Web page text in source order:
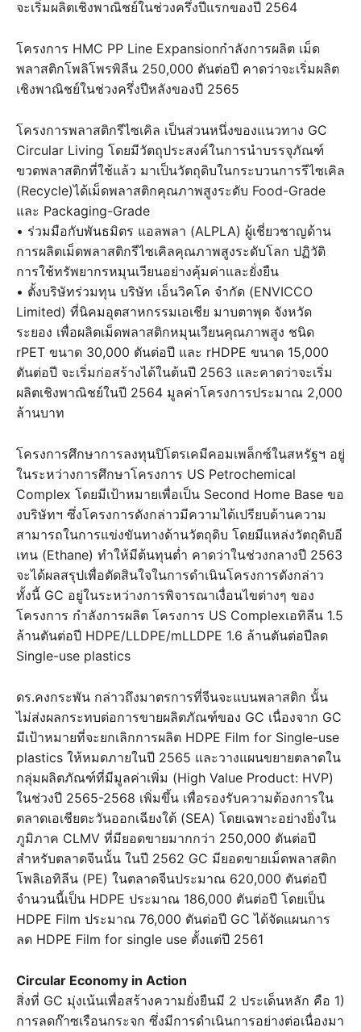
จะเริ่มผลิตเชิงพาณิชย์ในช่วงครึ่งปีแรกของปี 2564
โครงการ HMC PP Line Expansionกำลังการผลิต เม็ด
พลาสติกโพลิโพรพิลีน 250,000 ตันต่อปี คาดว่าจะเริ่มผลิต
เชิงพาณิชย์ในช่วงครึ่งปีหลังของปี 2565
โครงการพลาสติกรีไซเคิล เป็นส่วนหนึ่งของแนวทาง GC
Circular Living โดยมีวัตถุประสงค์ในการนำบรรจุภัณฑ์
ขวดพลาสติกที่ใช้แล้ว มาเป็นวัตถุดิบในกระบวนการรีไซเคิล
(Recycle)ได้เม็ดพลาสติกคุณภาพสูงระดับ Food-Grade
และ Packaging-Grade
• ร่วมมือกับพันธมิตร แอลพลา (ALPLA) ผู้เชี่ยวชาญด้าน
การผลิตเม็ดพลาสติกรีไซเคิลคุณภาพสูงระดับโลก ปฏิวัติ
การใช้ทรัพยากรหมุนเวียนอย่างคุ้มค่าและยั่งยืน
• ตั้งบริษัทร่วมทุน บริษัท เอ็นวิคโค จำกัด (ENVICCO
Limited) ที่นิคมอุตสาหกรรมเอเชีย มาบตาพุด จังหวัด
ระยอง เพื่อผลิตเม็ดพลาสติกหมุนเวียนคุณภาพสูง ชนิด
rPET ขนาด 30,000 ตันต่อปี และ rHDPE ขนาด 15,000
ตันต่อปี จะเริ่มก่อสร้างได้ในต้นปี 2563 และคาดว่าจะเริ่ม
ผลิตเชิงพาณิชย์ในปี 2564 มูลค่าโครงการประมาณ 2,000
ล้านบาท
โครงการศึกษาการลงทุนปิโตรเคมีคอมเพล็กซ์ในสหรัฐฯ อยู่
ในระหว่างการศึกษาโครงการ US Petrochemical
Complex โดยมีเป้าหมายเพื่อเป็น Second Home Base ขอ
งบริษัทฯ ซึ่งโครงการดังกล่าวมีความได้เปรียบด้านความ
สามารถในการแข่งขันทางด้านวัตถุดิบ โดยมีแหล่งวัตถุดิบอี
เทน (Ethane) ทำให้มีต้นทุนต่ำ คาดว่าในช่วงกลางปี 2563
จะได้ผลสรุปเพื่อตัดสินใจในการดำเนินโครงการดังกล่าว
ทั้งนี้ GC อยู่ในระหว่างการพิจารณาเงื่อนไขต่างๆ ของ
โครงการ กำลังการผลิต โครงการ US Complexเอทิลีน 1.5
ล้านตันต่อปี HDPE/LLDPE/mLLDPE 1.6 ล้านตันต่อปีลด
Single-use plastics
ดร.คงกระพัน กล่าวถึงมาตรการที่จีนจะแบนพลาสติก นั้น
ไม่ส่งผลกระทบต่อการขายผลิตภัณฑ์ของ GC เนื่องจาก GC
มีเป้าหมายที่จะยกเลิกการผลิต HDPE Film for Single-use
plastics ให้หมดภายในปี 2565 และวางแผนขยายตลาดใน
กลุ่มผลิตภัณฑ์ที่มีมูลค่าเพิ่ม (High Value Product: HVP)
ในช่วงปี 2565-2568 เพิ่มขึ้น เพื่อรองรับความต้องการใน
ตลาดเอเชียตะวันออกเฉียงใต้ (SEA) โดยเฉพาะอย่างยิ่งใน
ภูมิภาค CLMV ที่มียอดขายมากกว่า 250,000 ตันต่อปี
สำหรับตลาดจีนนั้น ในปี 2562 GC มียอดขายเม็ดพลาสติก
โพลิเอทิลีน (PE) ในตลาดจีนประมาณ 620,000 ตันต่อปี
จำนวนนี้เป็น HDPE ประมาณ 186,000 ตันต่อปี โดยเป็น
HDPE Film ประมาณ 76,000 ตันต่อปี GC ได้จัดแผนการ
ลด HDPE Film for single use ตั้งแต่ปี 2561
Circular Economy in Action
สิ่งที่ GC มุ่งเน้นเพื่อสร้างความยั่งยืนมี 2 ประเด็นหลัก คือ 1)
การลดก๊าซเรือนกระจก ซึ่งมีการดำเนินการอย่างต่อเนื่องมา